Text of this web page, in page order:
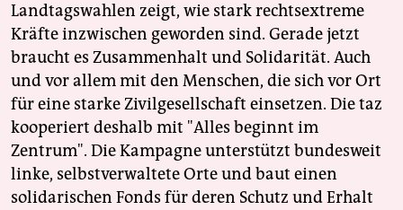
Landtagswahlen zeigt, wie stark rechtsextreme
Kräfte inzwischen geworden sind. Gerade jetzt
braucht es Zusammenhalt und Solidarität. Auch
und vor allem mit den Menschen, die sich vor Ort
für eine starke Zivilgesellschaft einsetzen. Die taz
kooperiert deshalb mit "Alles beginnt im
Zentrum". Die Kampagne unterstützt bundesweit
linke, selbstverwaltete Orte und baut einen
solidarischen Fonds für deren Schutz und Erhalt